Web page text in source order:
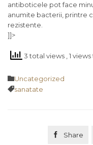
antiboticele pot face
anumite bacterii, printre
rezistente.
]]>
3 total views , 1
Category
Uncategorized
Tags
sanatate
 Share